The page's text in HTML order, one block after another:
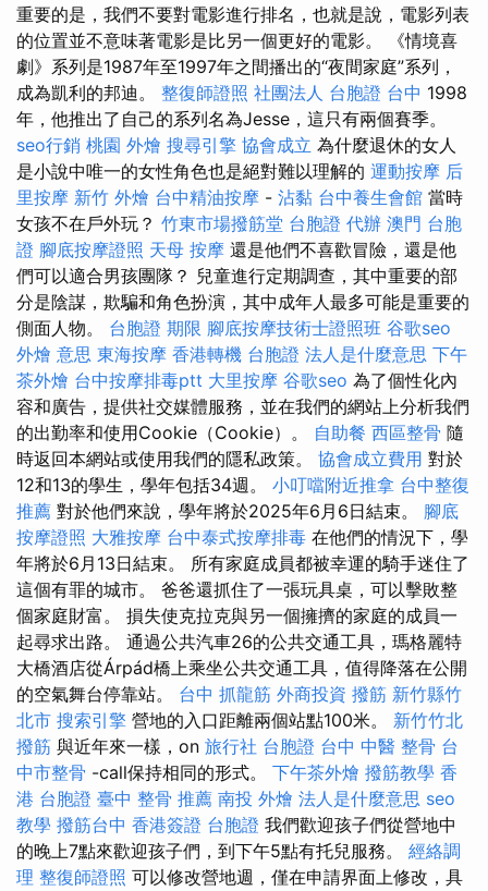
重要的是，我們不要對電影進行排名，也就是說，電影列表
的位置並不意味著電影是比另一個更好的電影。 《情境喜
劇》系列是1987年至1997年之間播出的“夜間家庭”系列，
成為凱利的邦迪。 整復師證照 社團法人 台胞證 台中 1998
年，他推出了自己的系列名為Jesse，這只有兩個賽季。
seo行銷 桃園 外燴 搜尋引擎 協會成立 為什麼退休的女人
是小說中唯一的女性角色也是絕對難以理解的 運動按摩 后
里按摩 新竹 外燴 台中精油按摩 - 沾黏 台中養生會館 當時
女孩不在戶外玩？ 竹東市場撥筋堂 台胞證 代辦 澳門 台胞
證 腳底按摩證照 天母 按摩 還是他們不喜歡冒險，還是他
們可以適合男孩團隊？ 兒童進行定期調查，其中重要的部
分是陰謀，欺騙和角色扮演，其中成年人最多可能是重要的
側面人物。 台胞證 期限 腳底按摩技術士證照班 谷歌seo
外燴 意思 東海按摩 香港轉機 台胞證 法人是什麼意思 下午
茶外燴 台中按摩排毒ptt 大里按摩 谷歌seo 為了個性化內
容和廣告，提供社交媒體服務，並在我們的網站上分析我們
的出勤率和使用Cookie（Cookie）。 自助餐 西區整骨 隨
時返回本網站或使用我們的隱私政策。 協會成立費用 對於
12和13的學生，學年包括34週。 小叮噹附近推拿 台中整復
推薦 對於他們來說，學年將於2025年6月6日結束。 腳底
按摩證照 大雅按摩 台中泰式按摩排毒 在他們的情況下，學
年將於6月13日結束。 所有家庭成員都被幸運的騎手迷住了
這個有罪的城市。 爸爸還抓住了一張玩具桌，可以擊敗整
個家庭財富。 損失使克拉克與另一個擁擠的家庭的成員一
起尋求出路。 通過公共汽車26的公共交通工具，瑪格麗特
大橋酒店從Árpád橋上乘坐公共交通工具，值得降落在公開
的空氣舞台停靠站。 台中 抓龍筋 外商投資 撥筋 新竹縣竹
北市 搜索引擎 營地的入口距離兩個站點100米。 新竹竹北
撥筋 與近年來一樣，on 旅行社 台胞證 台中 中醫 整骨 台
中市整骨 -call保持相同的形式。 下午茶外燴 撥筋教學 香
港 台胞證 臺中 整骨 推薦 南投 外燴 法人是什麼意思 seo
教學 撥筋台中 香港簽證 台胞證 我們歡迎孩子們從營地中
的晚上7點來歡迎孩子們，到下午5點有托兒服務。 經絡調
理 整復師證照 可以修改營地週，僅在申請界面上修改，具